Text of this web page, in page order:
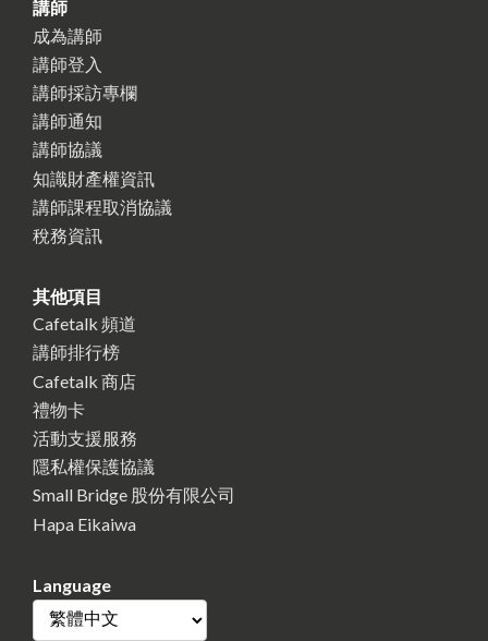
講師
成為講師
講師登入
講師採訪專欄
講師通知
講師協議
知識財產權資訊
講師課程取消協議
稅務資訊
其他項目
Cafetalk 頻道
講師排行榜
Cafetalk 商店
禮物卡
活動支援服務
隱私權保護協議
Small Bridge 股份有限公司
Hapa Eikaiwa
Language